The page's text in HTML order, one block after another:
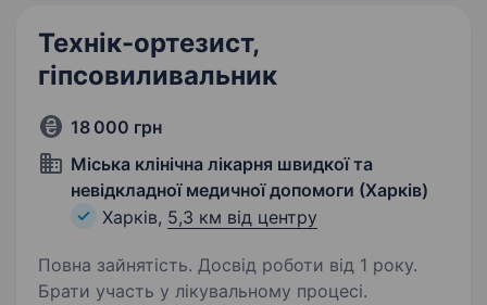
Технік-ортезист,
гіпсовиливальник
18 000 грн
Міська клінічна лікарня швидкої та
невідкладної медичної допомоги (Харків)
Харків, 5,3 км від центру
Повна зайнятість. Досвід роботи від 1 року.
Брати участь у лікувальному процесі.